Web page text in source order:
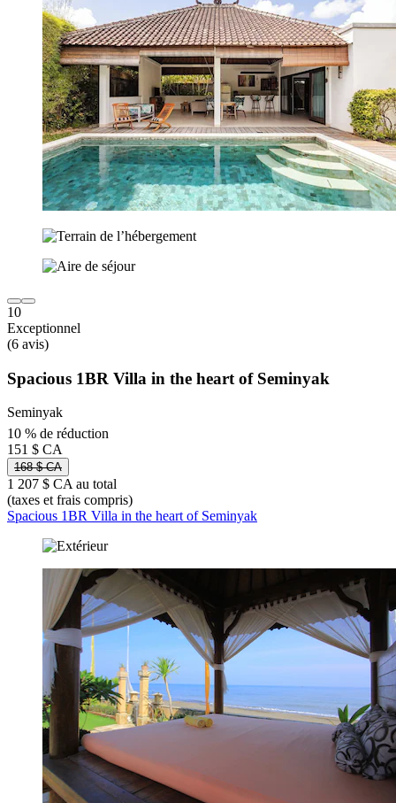
10
Exceptionnel
(6 avis)
Spacious 1BR Villa in the heart of Seminyak
Seminyak
10 % de réduction
151 $ CA
168 $ CA
1 207 $ CA au total
(taxes et frais compris)
Spacious 1BR Villa in the heart of Seminyak